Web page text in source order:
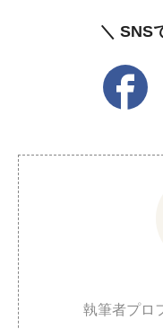
＼ SNS
執筆者プロ